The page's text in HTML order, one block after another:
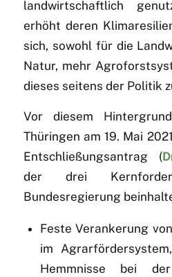
landwirtschaftlich
erhöht deren
sich, sowohl für die
Natur, mehr
dieses seitens der Politik
Vor diesem
Thüringen am 19. Mai
Entschließungsantrag (
der drei
Bundesregierung
Feste Verankerung
im
Hemmnisse bei